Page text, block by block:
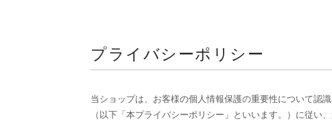
プライバシーポリシー
当ショップは、お客様の個人情報保護の重要性について認
（以下「本プライバシーポリシー」といいます。）に従い